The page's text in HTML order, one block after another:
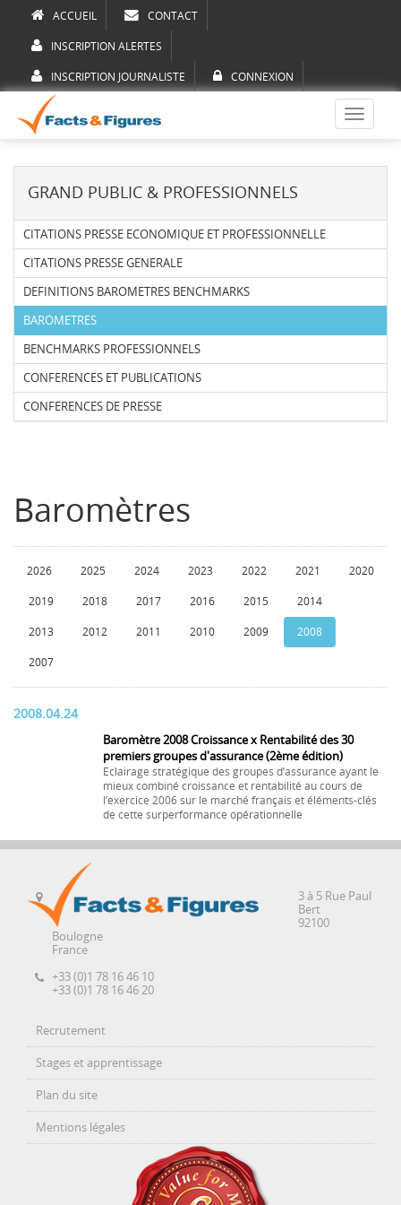
ACCUEIL CONTACT
INSCRIPTION ALERTES
INSCRIPTION JOURNALISTE CONNEXION
Toggle
GRAND PUBLIC & PROFESSIONNELS
CITATIONS PRESSE ECONOMIQUE ET PROFESSIONNELLE
CITATIONS PRESSE GENERALE
DEFINITIONS BAROMETRES BENCHMARKS
BAROMETRES
BENCHMARKS PROFESSIONNELS
CONFERENCES ET PUBLICATIONS
CONFERENCES DE PRESSE
Baromètres
2026 2025 2024 2023 2022 2021 2020
2019 2018 2017 2016 2015 2014
2013 2012 2011 2010 2009 2008
2007
2008.04.24
Baromètre 2008 Croissance x Rentabilité des 30
premiers groupes d'assurance (2ème édition)
Eclairage stratégique des groupes d’assurance ayant le
mieux combiné croissance et rentabilité au cours de
l’exercice 2006 sur le marché français et éléments-clés
de cette surperformance opérationnelle
3 à 5 Rue Paul
Bert
92100
Boulogne
France
+33 (0)1 78 16 46 10
+33 (0)1 78 16 46 20
Recrutement
Stages et apprentissage
Plan du site
Mentions légales